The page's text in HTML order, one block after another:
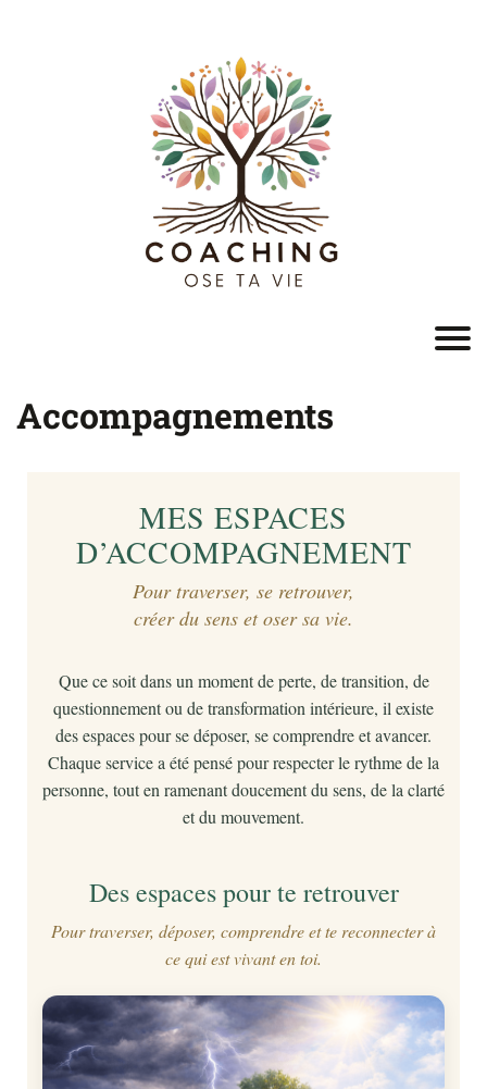
Accompagnements
MES ESPACES
D’ACCOMPAGNEMENT
Pour traverser, se retrouver,
créer du sens et oser sa vie.
Que ce soit dans un moment de perte, de transition, de
questionnement ou de transformation intérieure, il existe
des espaces pour se déposer, se comprendre et avancer.
Chaque service a été pensé pour respecter le rythme de la
personne, tout en ramenant doucement du sens, de la clarté
et du mouvement.
Des espaces pour te retrouver
Pour traverser, déposer, comprendre et te reconnecter à
ce qui est vivant en toi.